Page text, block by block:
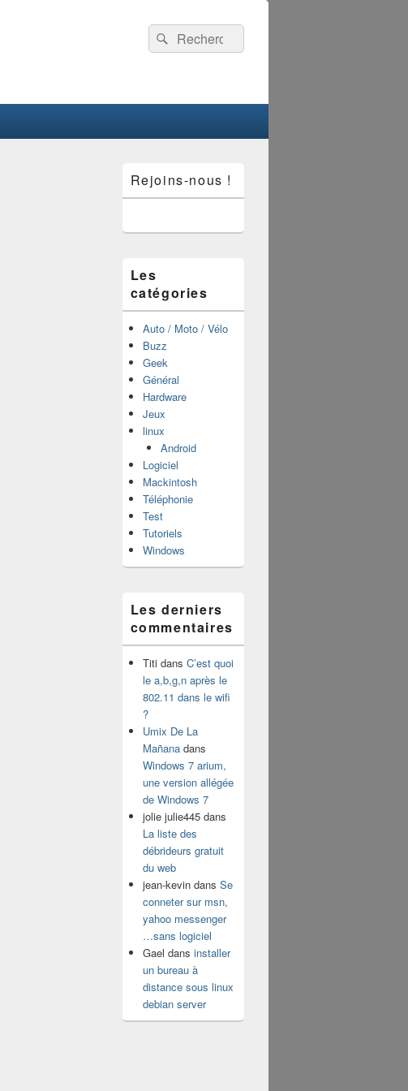
Recherche :
Rechercher
principale
de
pour
latérale
Rejoins-nous !
Les
catégories
Auto / Moto / Vélo
Buzz
Geek
Général
Hardware
Jeux
linux
Android
Logiciel
Mackintosh
Téléphonie
Test
Tutoriels
Windows
Les derniers
commentaires
Titidans C’est quoi
le a,b,g,n après le
802.11 dans le wifi
?
Umix De La
Mañanadans
Windows 7 arium,
une version allégée
de Windows 7
jolie julie445dans
La liste des
débrideurs gratuit
du web
jean-kevindans Se
conneter sur msn,
yahoo messenger
…sans logiciel
Gael dans installer
un bureau à
distance sous linux
debian server